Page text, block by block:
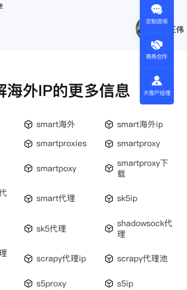
王伟
海外IP的更多信息
smart海外
smart海外ip
smartproxies smartproxy
smartpoxy
smartproxy下
载
smart代理 sk5ip
sk5代理
shadowsock代
理
scrapy代理ip scrapy代理池
s5proxy
s5ip
定制咨询
商务合作
大客户经理